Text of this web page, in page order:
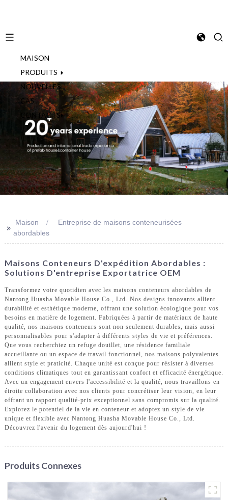
MAISON
PRODUITS
NOUVELLES
CAS
CONTACTS
>> Maison
Entreprise de maisons conteneurisées
abordables
Maisons Conteneurs D'expédition Abordables :
Solutions D'entreprise Exportatrice OEM
Transformez votre quotidien avec les maisons conteneurs abordables de
Nantong Huasha Movable House Co., Ltd. Nos designs innovants allient
durabilité et esthétique moderne, offrant une solution écologique pour vos
besoins en matière de logement. Fabriquées à partir de matériaux de haute
qualité, nos maisons conteneurs sont non seulement durables, mais aussi
personnalisables pour s'adapter à différents styles de vie et préférences.
Que vous recherchiez un refuge douillet, une résidence familiale
accueillante ou un espace de travail fonctionnel, nos maisons polyvalentes
allient style et praticité. Chaque unité est conçue pour résister à diverses
conditions climatiques tout en garantissant confort et efficacité énergétique.
Avec un engagement envers l'accessibilité et la qualité, nous travaillons en
étroite collaboration avec nos clients pour concrétiser leur vision, en leur
offrant un rapport qualité-prix exceptionnel sans compromis sur la qualité.
Explorez le potentiel de la vie en conteneur et adoptez un style de vie
unique et flexible avec Nantong Huasha Movable House Co., Ltd.
Découvrez l'avenir du logement dès aujourd'hui !
Produits Connexes